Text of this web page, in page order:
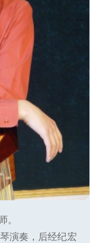
。
演奏，后经纪宏